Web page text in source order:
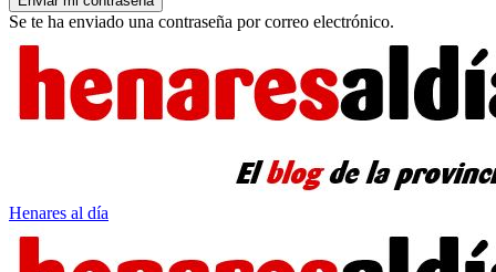
Se te ha enviado una contraseña por correo electrónico.
Henares al día